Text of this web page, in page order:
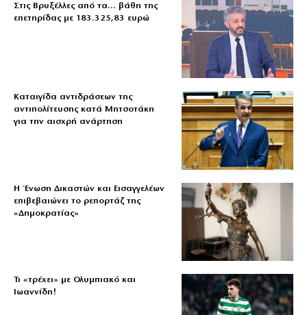
Στις Βρυξέλλες από τα… βάθη της
επετηρίδας με 183.325,83 ευρώ
Καταιγίδα αντιδράσεων της
αντιπολίτευσης κατά Μητσοτάκη
για την αισχρή ανάρτηση
Η Ένωση Δικαστών και Εισαγγελέων
επιβεβαιώνει το ρεπορτάζ της
«Δημοκρατίας»
Τι «τρέχει» με Ολυμπιακό και
Ιωαννίδη!